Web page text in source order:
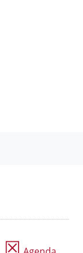
☒